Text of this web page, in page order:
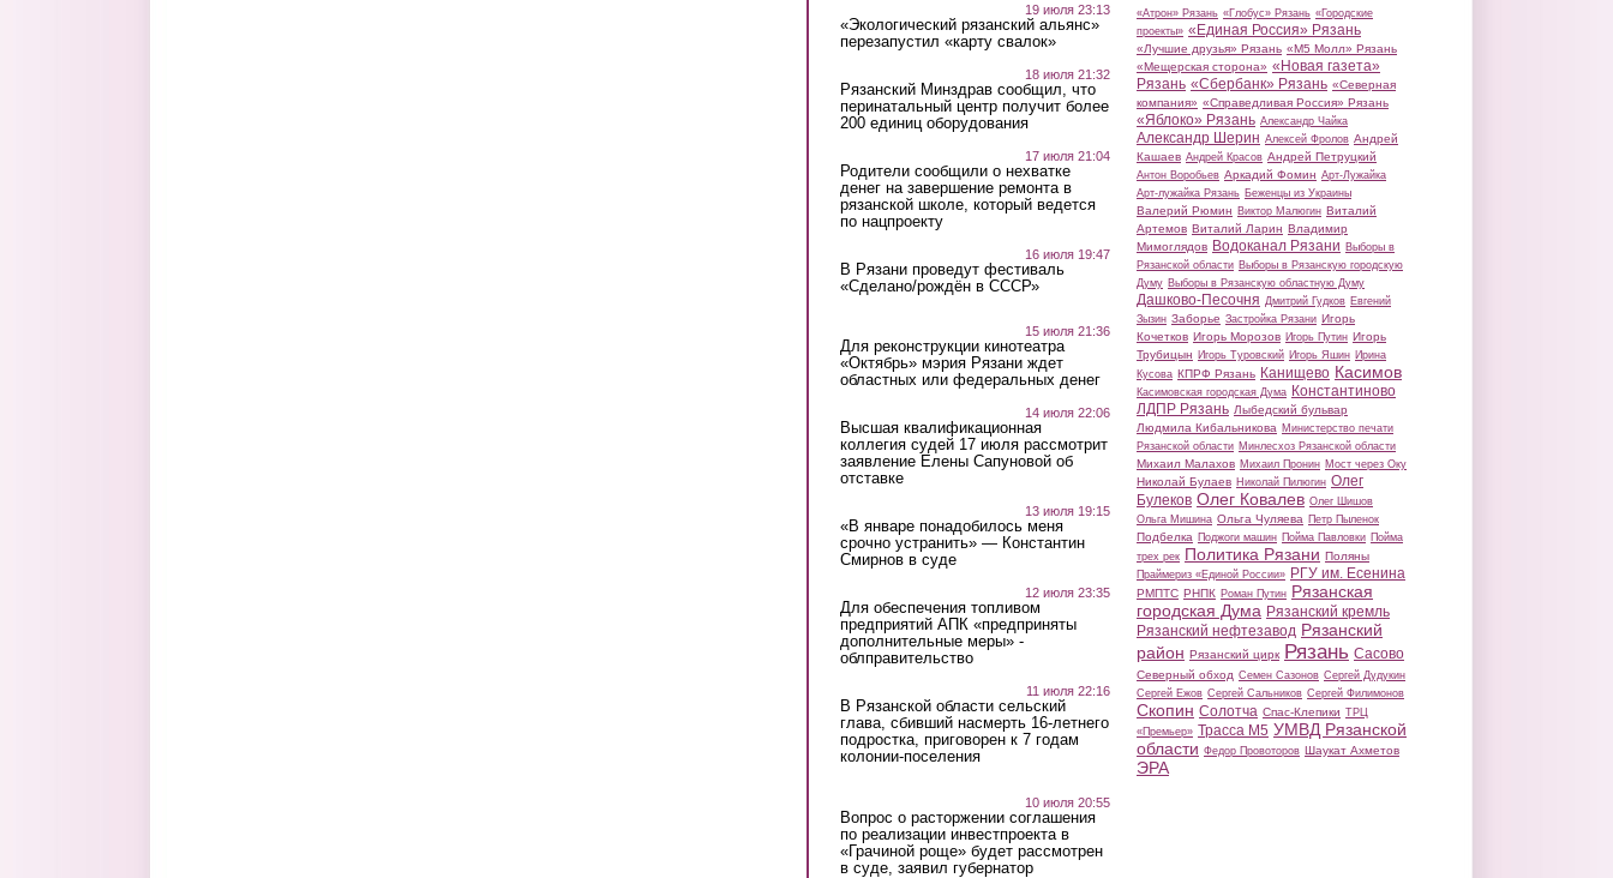
19 июля 23:13
«Экологический рязанский альянс»
перезапустил «карту свалок»
18 июля 21:32
Рязанский Минздрав сообщил, что
перинатальный центр получит более
200 единиц оборудования
17 июля 21:04
Родители сообщили о нехватке
денег на завершение ремонта в
рязанской школе, который ведется
по нацпроекту
16 июля 19:47
В Рязани проведут фестиваль
«Сделано/рождён в СССР»
15 июля 21:36
Для реконструкции кинотеатра
«Октябрь» мэрия Рязани ждет
областных или федеральных денег
14 июля 22:06
Высшая квалификационная
коллегия судей 17 июля рассмотрит
заявление Елены Сапуновой об
отставке
13 июля 19:15
«В январе понадобилось меня
срочно устранить» — Константин
Смирнов в суде
12 июля 23:35
Для обеспечения топливом
предприятий АПК «предприняты
дополнительные меры» -
облправительство
11 июля 22:16
В Рязанской области сельский
глава, сбивший насмерть 16-летнего
подростка, приговорен к 7 годам
колонии-поселения
10 июля 20:55
Вопрос о расторжении соглашения
по реализации инвестпроекта в
«Грачиной роще» будет рассмотрен
в суде, заявил губернатор
«Атрон» Рязань «Глобус» Рязань «Городские
проекты» «Единая Россия» Рязань
«Лучшие друзья» Рязань «М5 Молл» Рязань
«Мещерская сторона» «Новая газета»
Рязань «Сбербанк» Рязань «Северная
компания» «Справедливая Россия» Рязань
«Яблоко» Рязань Александр Чайка
Александр Шерин Алексей Фролов Андрей
Кашаев Андрей Красов Андрей Петруцкий
Антон Воробьев Аркадий Фомин Арт-Лужайка
Арт-лужайка Рязань Беженцы из Украины
Валерий Рюмин Виктор Малюгин Виталий
Артемов Виталий Ларин Владимир
Мимоглядов Водоканал Рязани Выборы в
Рязанской области Выборы в Рязанскую городскую
Думу Выборы в Рязанскую областную Думу
Дашково-Песочня Дмитрий Гудков Евгений
Зызин Заборье Застройка Рязани Игорь
Кочетков Игорь Морозов Игорь Путин Игорь
Трубицын Игорь Туровский Игорь Яшин Ирина
Кусова КПРФ Рязань Канищево Касимов
Касимовская городская Дума Константиново
ЛДПР Рязань Лыбедский бульвар
Людмила Кибальникова Министерство печати
Рязанской области Минлесхоз Рязанской области
Михаил Малахов Михаил Пронин Мост через Оку
Николай Булаев Николай Пилюгин Олег
Булеков Олег Ковалев Олег Шишов
Ольга Мишина Ольга Чуляева Петр Пыленок
Подбелка Поджоги машин Пойма Павловки Пойма
трех рек Политика Рязани Поляны
Праймериз «Единой России» РГУ им. Есенина
РМПТС РНПК Роман Путин Рязанская
городская Дума Рязанский кремль
Рязанский нефтезавод Рязанский
район Рязанский цирк Рязань Сасово
Северный обход Семен Сазонов Сергей Дудукин
Сергей Ежов Сергей Сальников Сергей Филимонов
Скопин Солотча Спас-Клепики ТРЦ
«Премьер» Трасса М5 УМВД Рязанской
области Федор Провоторов Шаукат Ахметов
ЭРА